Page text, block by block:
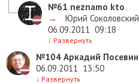
№61 neznamo kto
→
Юрий Соколовский
06.09.2011 09:18
↓ Развернуть
№104 Аркадий Посевин
06.09.2011 13:50
↓ Развернуть